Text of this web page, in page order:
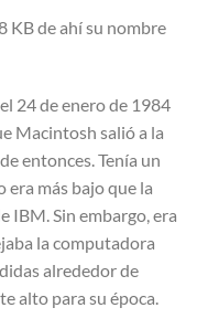
KB de ahí su nombre
24 de enero de 1984
Macintosh salió a la
entonces. Tenía un
era más bajo que la
IBM. Sin embargo, era
la computadora
alrededor de
alto para su época.